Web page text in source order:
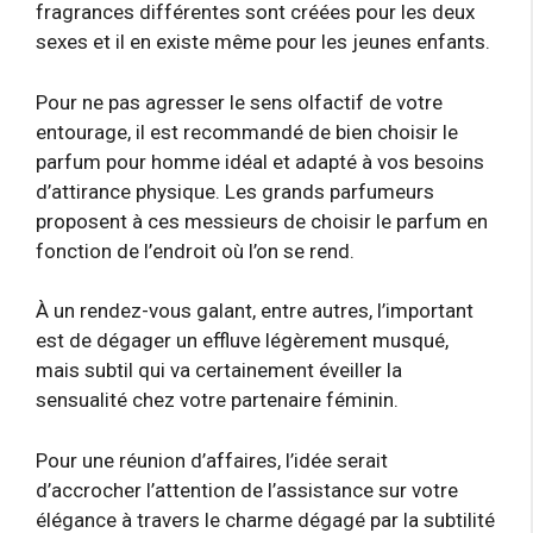
fragrances différentes sont créées pour les deux
sexes et il en existe même pour les jeunes enfants.
Pour ne pas agresser le sens olfactif de votre
entourage, il est recommandé de bien choisir le
parfum pour homme idéal et adapté à vos besoins
d’attirance physique. Les grands parfumeurs
proposent à ces messieurs de choisir le parfum en
fonction de l’endroit où l’on se rend.
À un rendez-vous galant, entre autres, l’important
est de dégager un effluve légèrement musqué,
mais subtil qui va certainement éveiller la
sensualité chez votre partenaire féminin.
Pour une réunion d’affaires, l’idée serait
d’accrocher l’attention de l’assistance sur votre
élégance à travers le charme dégagé par la subtilité